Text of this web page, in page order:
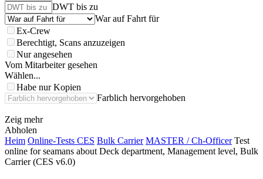
DWT bis zu
War auf Fahrt für
Ex-Crew
Berechtigt, Scans anzuzeigen
Nur angesehen
Vom Mitarbeiter gesehen
Wählen...
Habe nur Kopien
Farblich hervorgehoben
Zeig mehr
Abholen
Heim Online-Tests CES Bulk Carrier MASTER / Ch-Officer Test
online for seamans about Deck department, Management level, Bulk
Carrier (CES v6.0)